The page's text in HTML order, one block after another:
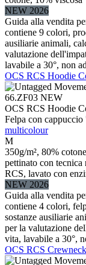
NEW 2026
Guida alla vendita
contiene 9 colori,
ausiliarie animali,
valutazione
lavabile a 30°, non
OCS RCS Hoodie
66.ZF03 NEW
OCS RCS Hoodie
Felpa con
multicolour
M
350g/m², 80%
pettinato con
RCS, lavato con
NEW 2026
Guida alla vendita
contiene 4 colori,
sostanze ausiliarie
per la valutazione
vita, lavabile a 30°,
OCS RCS